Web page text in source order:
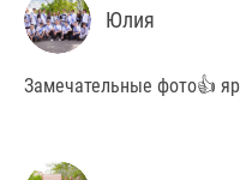
Юлия
Замечательные фото👍